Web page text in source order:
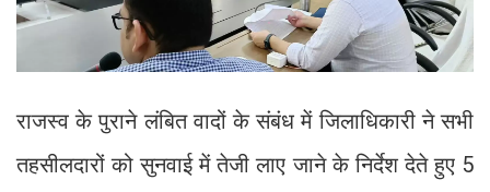
राजस्व के पुराने लंबित वादों के संबंध में जिलाधिकारी ने सभी
तहसीलदारों को सुनवाई में तेजी लाए जाने के निर्देश देते हुए 5